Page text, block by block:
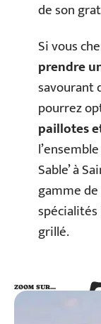
de son
Si vous
prendre
savourant
pourrez
paillotes
Sable’ à
gamme
spécialités
grillé.
ZOOM SUR…